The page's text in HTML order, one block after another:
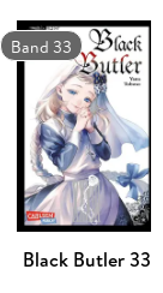
Band 33
Black Butler 33